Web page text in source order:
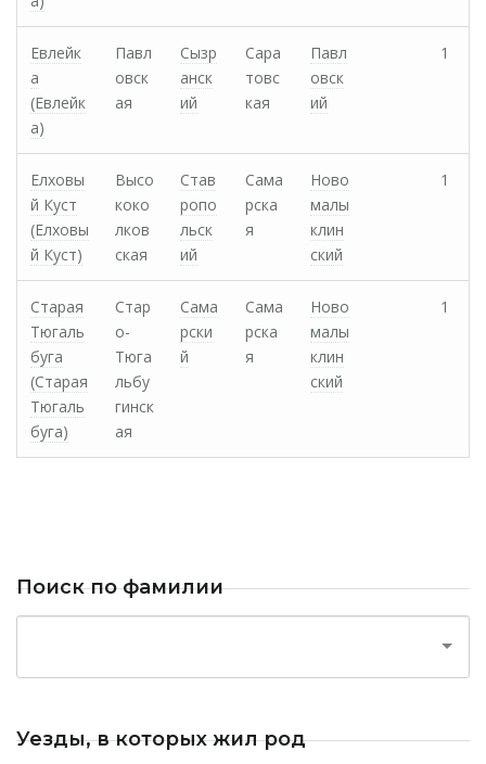
Евлейк
а
(Евлейк
а)
Павл
овск
ая
Сызр
анск
ий
Сара
товс
кая
Павл
овск
ий
1
Елховы
й Куст
(Елховы
й Куст)
Высо
коко
лков
ская
Став
ропо
льск
ий
Сама
рска
я
Ново
малы
клин
ский
1
Старая
Тюгаль
буга
(Старая
Тюгаль
буга)
Стар
о-
Тюга
льбу
гинск
ая
Сама
рски
й
Сама
рска
я
Ново
малы
клин
ский
1
Поиск по фамилии
Уезды, в которых жил род